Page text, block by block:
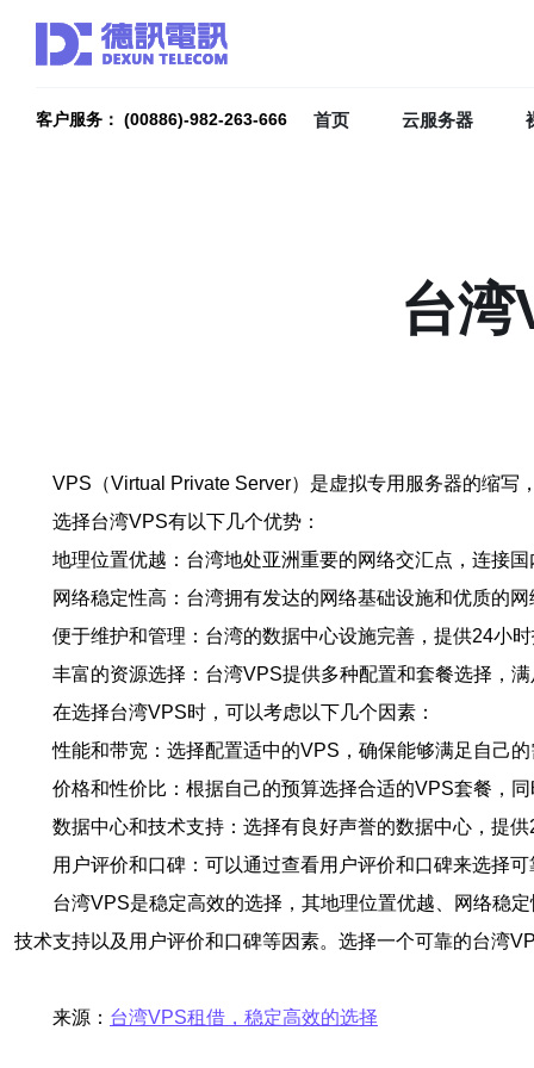
客户服务： (00886)-982-263-666 首页 云服务器
台湾
VPS（Virtual Private Server）是虚拟专用服务器的缩写
选择台湾VPS有以下几个优势：
地理位置优越：台湾地处亚洲重要的网络交汇点，连接
网络稳定性高：台湾拥有发达的网络基础设施和优质的
便于维护和管理：台湾的数据中心设施完善，提供24小
丰富的资源选择：台湾VPS提供多种配置和套餐选择，
在选择台湾VPS时，可以考虑以下几个因素：
性能和带宽：选择配置适中的VPS，确保能够满足自己
价格和性价比：根据自己的预算选择合适的VPS套餐，
数据中心和技术支持：选择有良好声誉的数据中心，提
用户评价和口碑：可以通过查看用户评价和口碑来选择
台湾VPS是稳定高效的选择，其地理位置优越、网络稳
技术支持以及用户评价和口碑等因素。选择一个可靠的台湾
来源： 台湾VPS租借，稳定高效的选择